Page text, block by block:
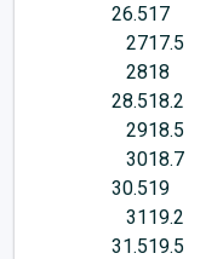
26.517
2717.5
2818
28.518.2
2918.5
3018.7
30.519
3119.2
31.519.5